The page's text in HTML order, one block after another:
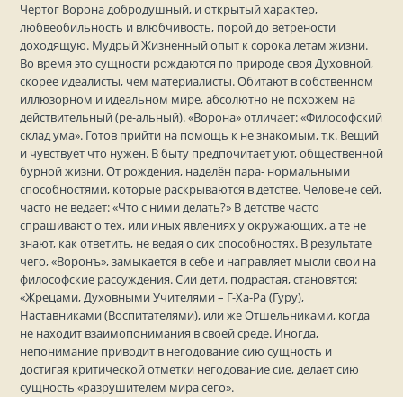
Чертог Ворона добродушный, и открытый характер,
любвеобильность и влюбчивость, порой до ветрености
доходящую. Мудрый Жизненный опыт к сорока летам жизни.
Во время это сущности рождаются по природе своя Духовной,
скорее идеалисты, чем материалисты. Обитают в собственном
иллюзорном и идеальном мире, абсолютно не похожем на
действительный (ре-альный). «Ворона» отличает: «Философский
склад ума». Готов прийти на помощь к не знакомым, т.к. Вещий
и чувствует что нужен. В быту предпочитает уют, общественной
бурной жизни. От рождения, наделён пара- нормальными
способностями, которые раскрываются в детстве. Человече сей,
часто не ведает: «Что с ними делать?» В детстве часто
спрашивают о тех, или иных явлениях у окружающих, а те не
знают, как ответить, не ведая о сих способностях. В результате
чего, «Воронъ», замыкается в себе и направляет мысли свои на
философские рассуждения. Сии дети, подрастая, становятся:
«Жрецами, Духовными Учителями – Г-Ха-Ра (Гуру),
Наставниками (Воспитателями), или же Отшельниками, когда
не находит взаимопонимания в своей среде. Иногда,
непонимание приводит в негодование сию сущность и
достигая критической отметки негодование сие, делает сию
сущность «разрушителем мира сего».